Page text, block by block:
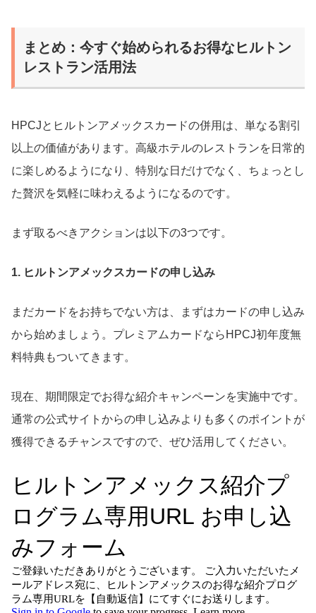
まとめ：今すぐ始められるお得なヒルトン
レストラン活用法
HPCJとヒルトンアメックスカードの併用は、単なる割引
以上の価値があります。高級ホテルのレストランを日常的
に楽しめるようになり、特別な日だけでなく、ちょっとし
た贅沢を気軽に味わえるようになるのです。
まず取るべきアクションは以下の3つです。
1. ヒルトンアメックスカードの申し込み
まだカードをお持ちでない方は、まずはカードの申し込み
から始めましょう。プレミアムカードならHPCJ初年度無
料特典もついてきます。
現在、期間限定でお得な紹介キャンペーンを実施中です。
通常の公式サイトからの申し込みよりも多くのポイントが
獲得できるチャンスですので、ぜひ活用してください。